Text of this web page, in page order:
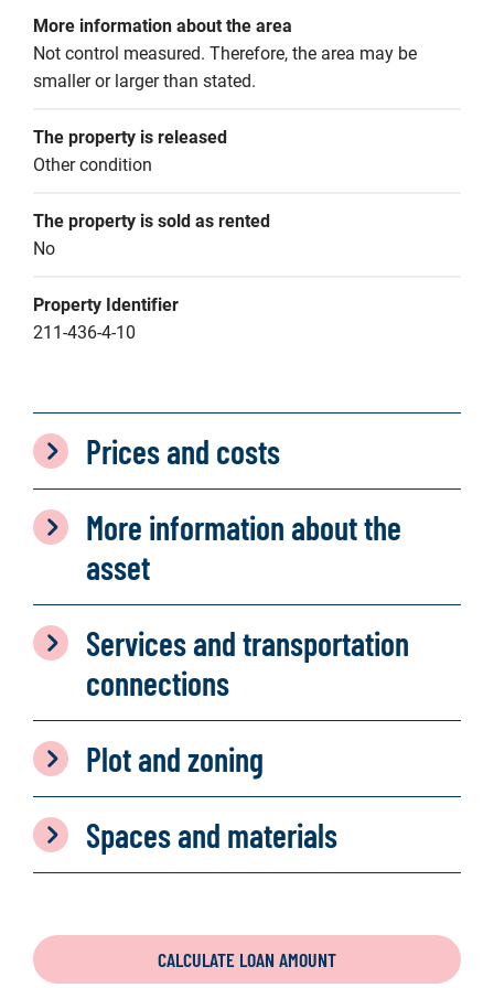
More information about the area
Not control measured. Therefore, the area may be
smaller or larger than stated.
The property is released
Other condition
The property is sold as rented
No
Property Identifier
211-436-4-10
Prices and costs
More information about the
asset
Services and transportation
connections
Plot and zoning
Spaces and materials
CALCULATE LOAN AMOUNT